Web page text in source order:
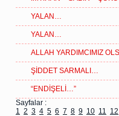
YALAN…
YALAN…
ALLAH YARDIMCIMIZ
ŞİDDET SARMALI…
“ENDİŞELİ…”
Sayfalar :
1 2 3 4 5 6 7 8 9 10 11 12